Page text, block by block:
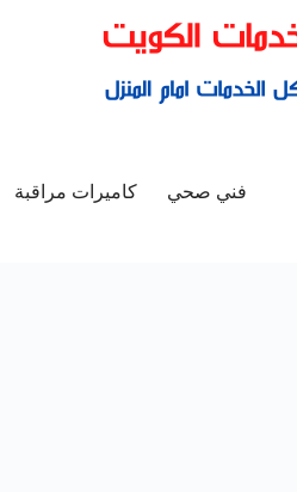
فني صحي كاميرات مراقبة